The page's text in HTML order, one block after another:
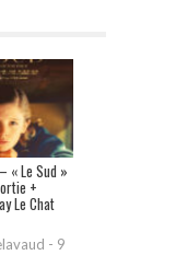
« Le Sud »
+
Le Chat
- 9